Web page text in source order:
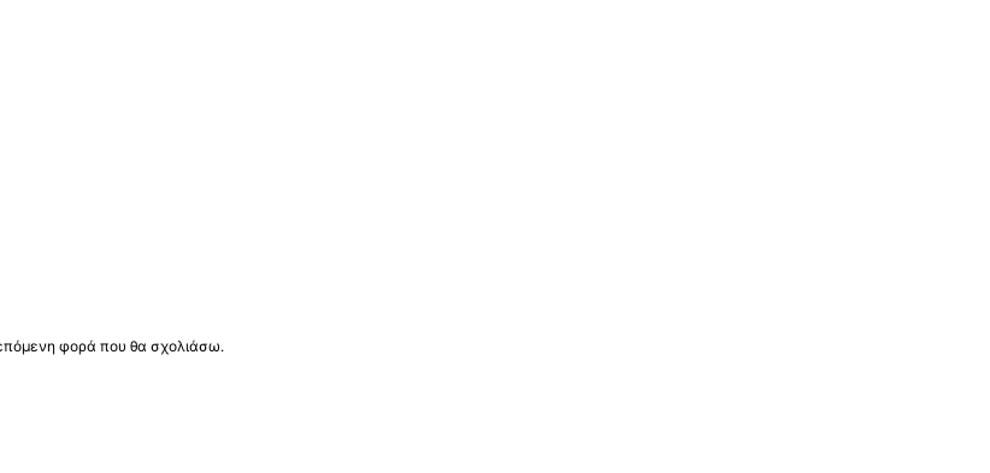
φορά που θα σχολιάσω.